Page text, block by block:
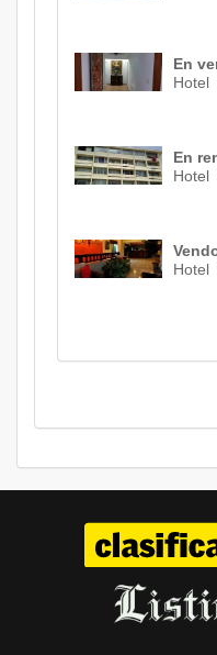
Hotel
Hotel
Hotel